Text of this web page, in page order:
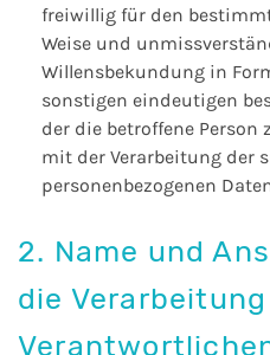
freiwillig für den
Weise und
Willensbekundung in
sonstigen eindeutigen
der die betroffene Person
mit der Verarbeitung der
personenbezogenen
2. Name und
die Verarbeitung